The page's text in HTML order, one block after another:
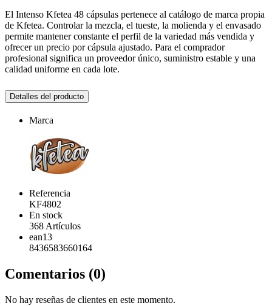
El Intenso Kfetea 48 cápsulas pertenece al catálogo de marca propia
de Kfetea. Controlar la mezcla, el tueste, la molienda y el envasado
permite mantener constante el perfil de la variedad más vendida y
ofrecer un precio por cápsula ajustado. Para el comprador
profesional significa un proveedor único, suministro estable y una
calidad uniforme en cada lote.
Detalles del producto
Marca
Referencia
KF4802
En stock
368 Artículos
ean13
8436583660164
Comentarios (0)
No hay reseñas de clientes en este momento.